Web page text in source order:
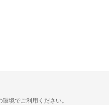
境でご利用ください。